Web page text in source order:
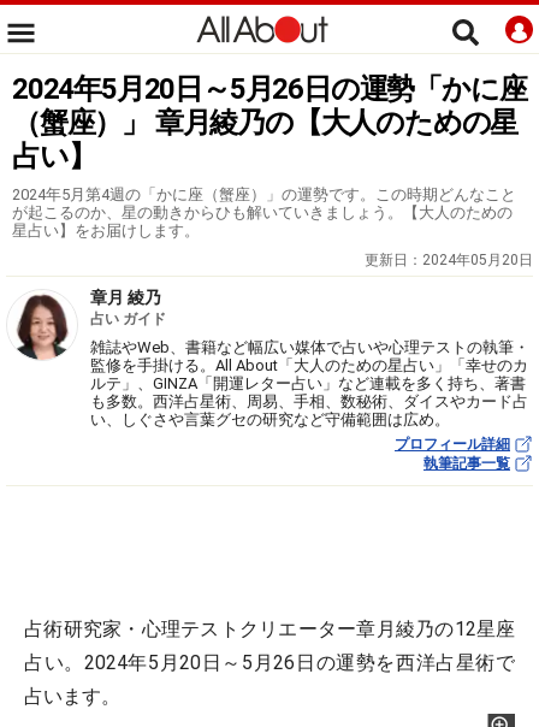
2024年5月20日～5月26日の運勢「かに座
（蟹座）」 章月綾乃の【大人のための星
占い】
2024年5月第4週の「かに座（蟹座）」の運勢です。この時期どんなこと
が起こるのか、星の動きからひも解いていきましょう。【大人のための
星占い】をお届けします。
更新日： 2024年05月20日
章月 綾乃
占い ガイド
雑誌やWeb、書籍など幅広い媒体で占いや心理テストの執筆・
監修を手掛ける。All About「大人のための星占い」「幸せのカ
ルテ」、GINZA「開運レター占い」など連載を多く持ち、著書
も多数。西洋占星術、周易、手相、数秘術、ダイスやカード占
い、しぐさや言葉グセの研究など守備範囲は広め。
プロフィール詳細
執筆記事一覧
占術研究家・心理テストクリエーター章月綾乃の12星座
占い。2024年5月20日～5月26日の運勢を西洋占星術で
占います。